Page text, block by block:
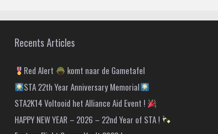
Recents Articles
Red Alert
komt naar de Gametafel
STA 22th Year Anniversary Memorial
STA2K14 Voltooid het Alliance Aid Event !
HAPPY NEW YEAR – 2026 – 22nd Year of STA !